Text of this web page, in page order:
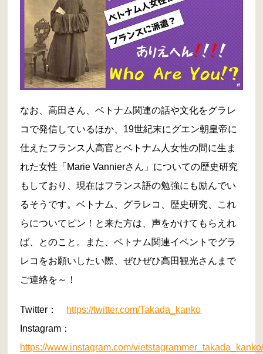
なお、高田さん、ベトナム関連の話や文化をグラレ
コで発信しているほか、19世紀末にグエン朝皇帝に
仕えたフランス人高官とベトナム人女性の間に生ま
れた女性「Marie Vannierさん」についての歴史研究
もしており、現在はフランス語の勉強にも励んでい
るそうです。ベトナム、グラレコ、歴史研究、これ
らについてピン！と来た方は、声をかけてもらえれ
ば、とのこと。また、ベトナム関連イベントでグラ
レコをお願いしたい際、ぜひぜひ高田観光さんまで
ご連絡を～！
Twitter： https://twitter.com/Takada_kanko
Instagram：
https://www.instagram.com/